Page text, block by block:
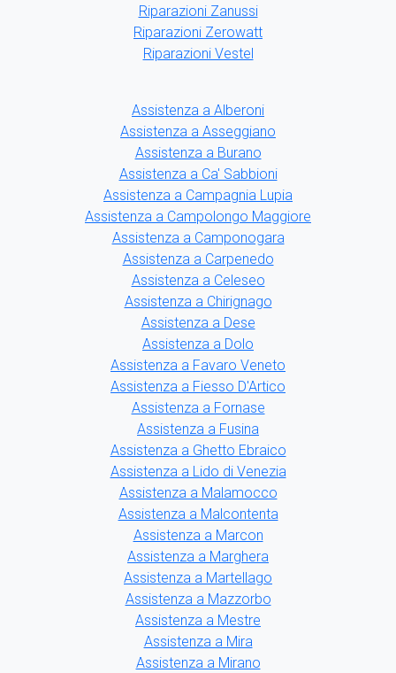
Riparazioni Zanussi
Riparazioni Zerowatt
Riparazioni Vestel
Assistenza a Alberoni
Assistenza a Asseggiano
Assistenza a Burano
Assistenza a Ca' Sabbioni
Assistenza a Campagnia Lupia
Assistenza a Campolongo Maggiore
Assistenza a Camponogara
Assistenza a Carpenedo
Assistenza a Celeseo
Assistenza a Chirignago
Assistenza a Dese
Assistenza a Dolo
Assistenza a Favaro Veneto
Assistenza a Fiesso D'Artico
Assistenza a Fornase
Assistenza a Fusina
Assistenza a Ghetto Ebraico
Assistenza a Lido di Venezia
Assistenza a Malamocco
Assistenza a Malcontenta
Assistenza a Marcon
Assistenza a Marghera
Assistenza a Martellago
Assistenza a Mazzorbo
Assistenza a Mestre
Assistenza a Mira
Assistenza a Mirano